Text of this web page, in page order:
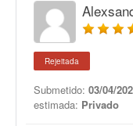
Rejeitada
Submetido: 03/04/
estimada: Privado